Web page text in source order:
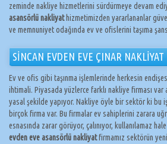
zeminde nakliye hizmetlerini sürdürmeye devam
asansörlü nakliyathizmetimizden yararlananlar
ve memnuniyet odağında ev ve ofislerini taşıma
SİNCAN EVDEN EVE ÇINAR NAKLİYAT
Ev ve ofis gibi taşınma işlemlerinde herkesin
ihtimali. Piyasada yüzlerce farklı nakliye firması var
yasal şekilde yapıyor. Nakliye öyle bir sektör ki bu
birçok firma var. Bu firmalar ev sahiplerini zarara
esnasında zarar görüyor, çalınıyor, kullanılamaz
evden eve asansörlü nakliyatfirmamız sektörün